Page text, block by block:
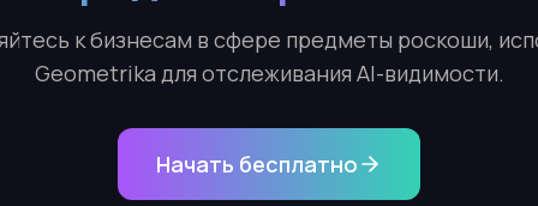
к бизнесам в сфере предметы роскоши,
Geometrika для отслеживания AI-видимости.
Начать бесплатно